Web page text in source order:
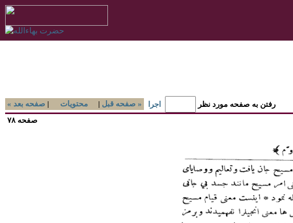
« صفحه بعد | محتويات | صفحه قبل » رفتن به صفحه مورد نظر اجرا